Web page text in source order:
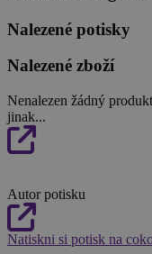
Nalezené potisky
Nalezené zboží
Nenalezen žádný
jinak...
Autor potisku
Natiskni si potisk na